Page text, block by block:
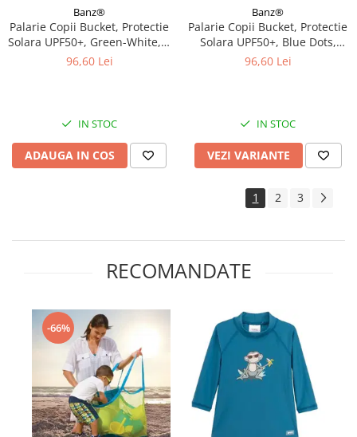
Banz®
Palarie Copii Bucket, Protectie
Solara UPF50+, Green-White, 2
- 4 ani
96,60 Lei
IN STOC
ADAUGA IN COS
Banz®
Palarie Copii Bucket, Protectie
Solara UPF50+, Blue Dots,
Diverse marimi
96,60 Lei
IN STOC
VEZI VARIANTE
1 2 3
RECOMANDATE
-66%